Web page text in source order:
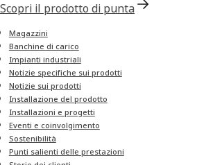
Scopri il prodotto di punta
Magazzini
Banchine di carico
Impianti industriali
Notizie specifiche sui prodotti
Notizie sui prodotti
Installazione del prodotto
Installazioni e progetti
Eventi e coinvolgimento
Sostenibilità
Punti salienti delle prestazioni